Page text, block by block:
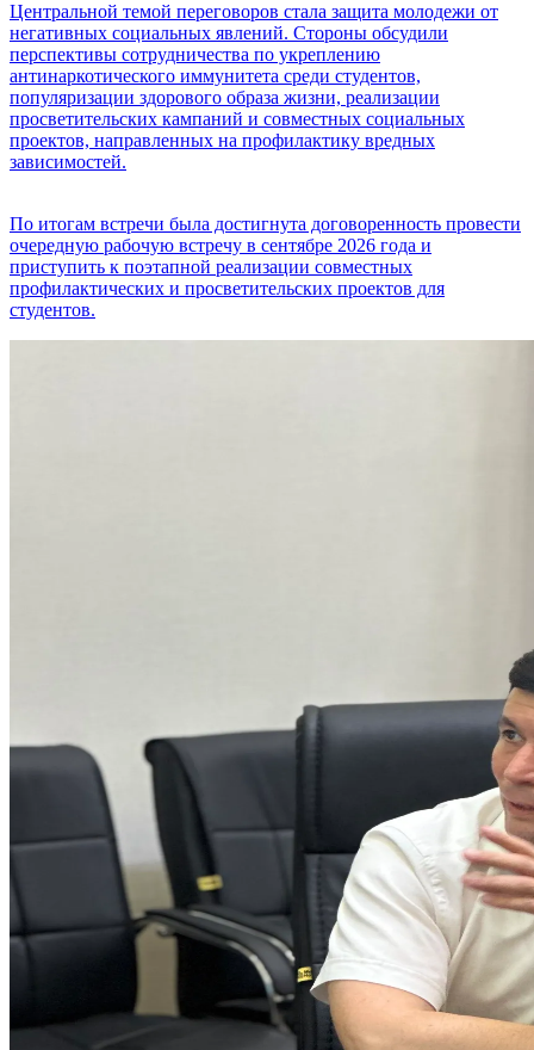
Центральной темой переговоров стала защита молодежи от
негативных социальных явлений. Стороны обсудили
перспективы сотрудничества по укреплению
антинаркотического иммунитета среди студентов,
популяризации здорового образа жизни, реализации
просветительских кампаний и совместных социальных
проектов, направленных на профилактику вредных
зависимостей.
По итогам встречи была достигнута договоренность провести
очередную рабочую встречу в сентябре 2026 года и
приступить к поэтапной реализации совместных
профилактических и просветительских проектов для
студентов.